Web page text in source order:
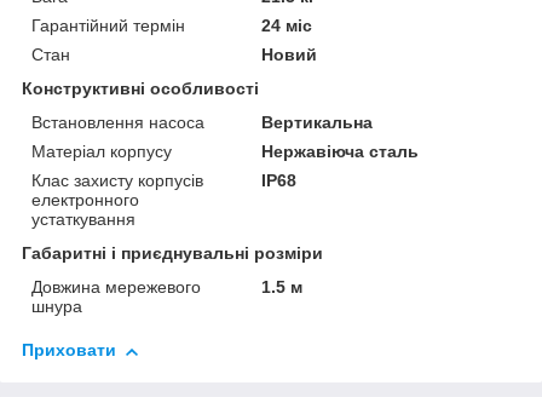
Гарантійний термін
24 міс
Стан
Новий
Конструктивні особливості
Встановлення насоса
Вертикальна
Матеріал корпусу
Нержавіюча сталь
Клас захисту корпусів
електронного
устаткування
IP68
Габаритні і приєднувальні розміри
Довжина мережевого
шнура
1.5 м
Приховати